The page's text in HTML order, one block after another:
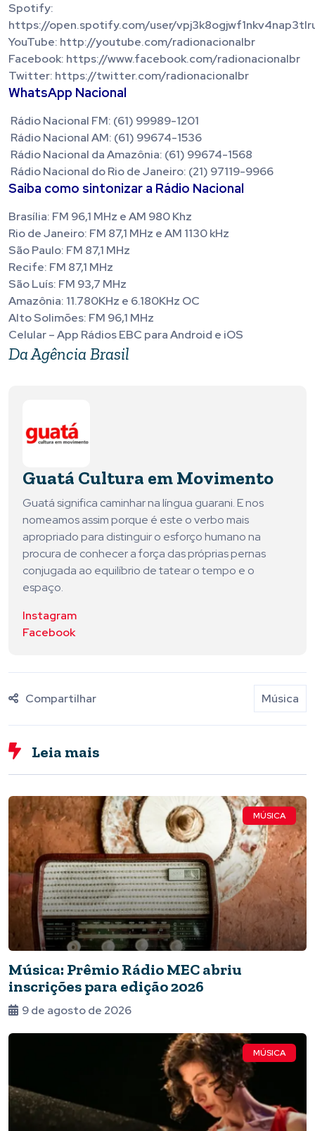
Spotify:
https://open.spotify.com/user/
YouTube: http://youtube.com/radionacionalbr
Facebook: https://www.facebook.com/radionacionalbr
Twitter: https://twitter.com/radionacionalbr
WhatsApp Nacional
Rádio Nacional FM: (61) 99989-1201
Rádio Nacional AM: (61) 99674-1536
Rádio Nacional da Amazônia: (61) 99674-1568
Rádio Nacional do Rio de Janeiro: (21) 97119-9966
Saiba como sintonizar a Rádio Nacional
Brasília: FM 96,1 MHz e AM 980 Khz
Rio de Janeiro: FM 87,1 MHz e AM 1130 kHz
São Paulo: FM 87,1 MHz
Recife: FM 87,1 MHz
São Luís: FM 93,7 MHz
Amazônia: 11.780KHz e 6.180KHz OC
Alto Solimões: FM 96,1 MHz
Celular – App Rádios EBC para Android e iOS
Da Agência Brasil
Guatá Cultura em Movimento
Guatá significa caminhar na língua guarani. E nos
nomeamos assim porque é este o verbo mais
apropriado para distinguir o esforço humano na
procura de conhecer a força das próprias pernas
conjugada ao equilíbrio de tatear o tempo e o
espaço.
Instagram
Facebook
Compartilhar Música
Leia mais
MÚSICA
Música: Prêmio Rádio MEC abriu
inscrições para edição 2026
9 de agosto de 2026
MÚSICA